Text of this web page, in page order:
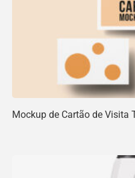
Mockup de Cartão de Visita